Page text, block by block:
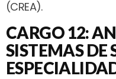
(CREA).
CARGO 12:
SISTEMAS DE